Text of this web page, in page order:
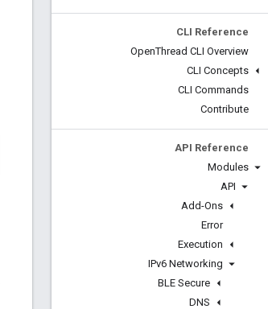
CLI Reference
OpenThread CLI Overview
CLI Concepts
CLI Commands
Contribute
API Reference
Modules
API
Add-Ons
Error
Execution
IPv6 Networking
BLE Secure
DNS